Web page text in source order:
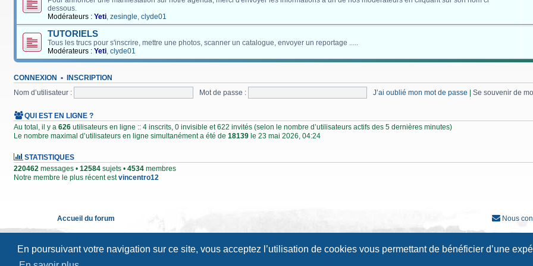
En poursuivant votre navigation sur ce site, vous acceptez l’utilisation de cookies vous permettant de bénéficier d’une
dessous.
Modérateurs : Yeti, zesingle, clyde01
TUTORIELS
Tous les trucs pour s'inscrire, mettre une photos, scanner un catalogue, envoyer un reportage .....
Modérateurs : Yeti, clyde01
CONNEXION • INSCRIPTION
Nom d’utilisateur : Mot de passe : J’ai oublié mon mot de passe | Se souvenir de
QUI EST EN LIGNE ?
Au total, il y a 626 utilisateurs en ligne :: 4 inscrits, 0 invisible et 622 invités (selon le nombre d’utilisateurs actifs des 5 dernières minutes)
Le nombre maximal d’utilisateurs en ligne simultanément a été de 18139 le 23 mai 2026, 04:24
STATISTIQUES
220462 messages • 12584 sujets • 4534 membres
Notre membre le plus récent estvincentro12
Accueil du forum Nous
Traduction française officielle©Qiaeru